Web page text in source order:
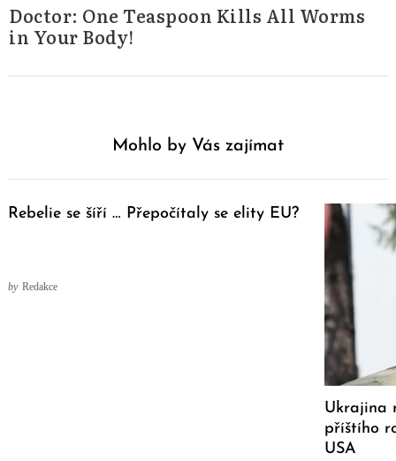
Doctor: One Teaspoon Kills All Worms
in Your Body!
Mohlo by Vás zajímat
Rebelie se šíří … Přepočítaly se elity EU?
by Redakce
Ukrajina
příštího
USA